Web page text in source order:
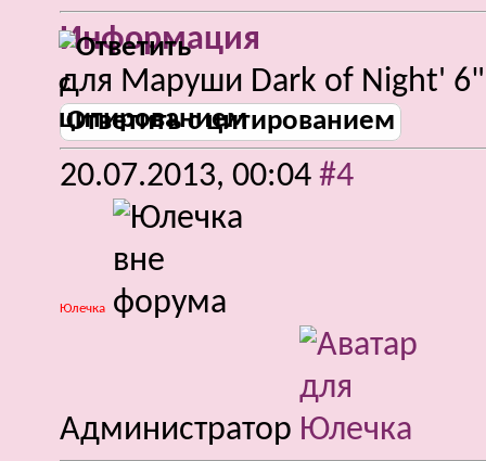
Информация
для Маруши Dark of Night'
Ответить с цитированием
20.07.2013, 00:04 #4
Юлечка
Администратор